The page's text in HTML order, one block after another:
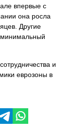
впервые с
она росла
Другие
и
еврозоны в